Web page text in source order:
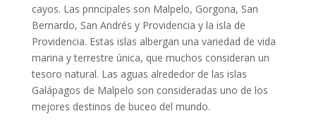
cayos. Las principales son Malpelo, Gorgona, San
Bernardo, San Andrés y Providencia y la isla de
Providencia. Estas islas albergan una variedad de vida
marina y terrestre única, que muchos consideran un
tesoro natural. Las aguas alrededor de las islas
Galápagos de Malpelo son consideradas uno de los
mejores destinos de buceo del mundo.